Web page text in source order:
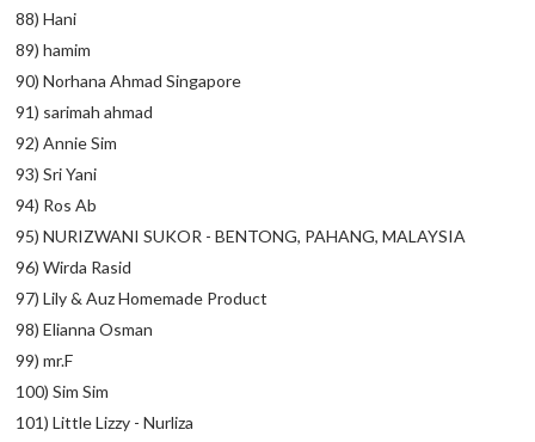
88) Hani
89) hamim
90) Norhana Ahmad Singapore
91) sarimah ahmad
92) Annie Sim
93) Sri Yani
94) Ros Ab
95) NURIZWANI SUKOR - BENTONG, PAHANG, MALAYSIA
96) Wirda Rasid
97) Lily & Auz Homemade Product
98) Elianna Osman
99) mr.F
100) Sim Sim
101) Little Lizzy - Nurliza